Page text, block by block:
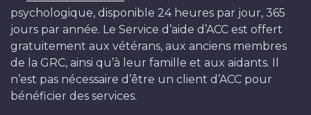
psychologique, disponible 24 heures par jour, 365
jours par année. Le Service d’aide d’ACC est offert
gratuitement aux vétérans, aux anciens membres
de la GRC, ainsi qu’à leur famille et aux aidants. Il
n’est pas nécessaire d’être un client d’ACC pour
bénéficier des services.